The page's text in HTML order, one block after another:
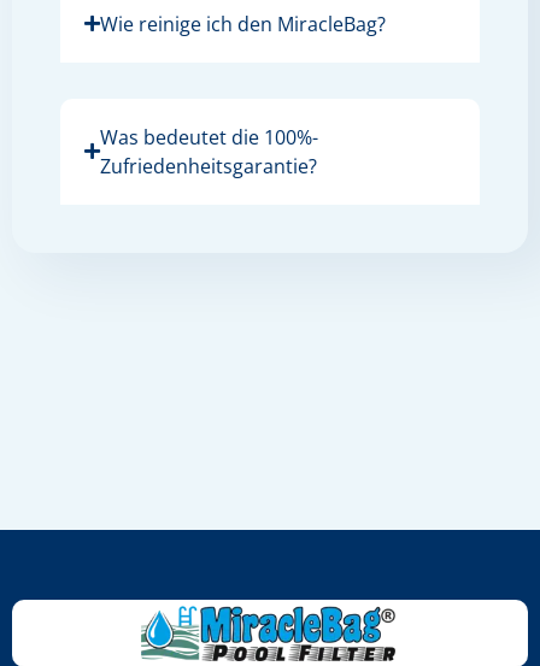
Wie reinige ich den MiracleBag?
Was bedeutet die 100%-
Zufriedenheitsgarantie?